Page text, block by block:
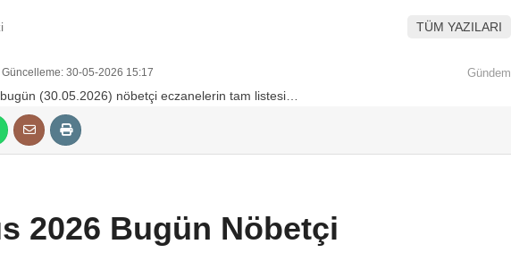
TÜM YAZILARI
Güncelleme: 30-05-2026 15:17 Gündem
2026 Bugün Nöbetçi